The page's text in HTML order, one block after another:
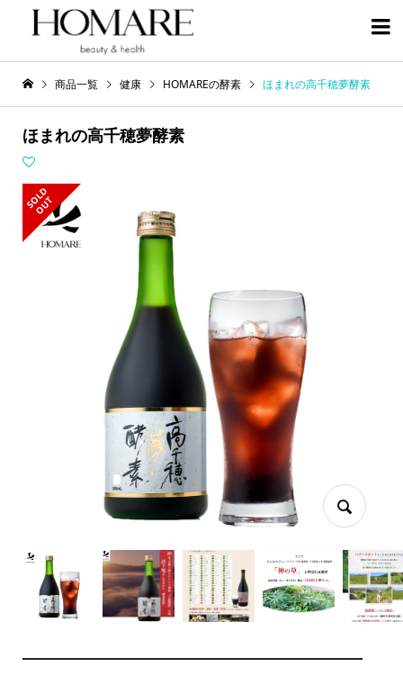

商品一覧 健康 HOMAREの酵素 ほまれの高千穂夢酵素
ほまれの高千穂夢酵素
S
O
L
D
O
U
T